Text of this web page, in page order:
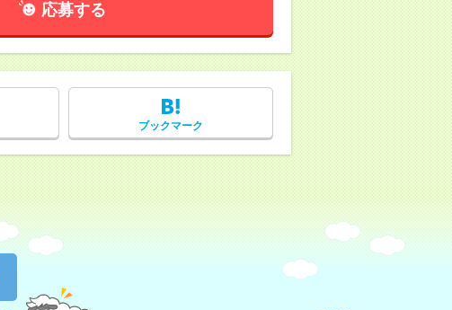
応募する
ブックマーク